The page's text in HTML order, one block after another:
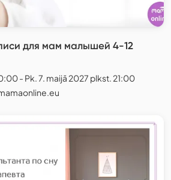
для мам малышей 4-12
- Pk. 7. maijā 2027 plkst. 21:00